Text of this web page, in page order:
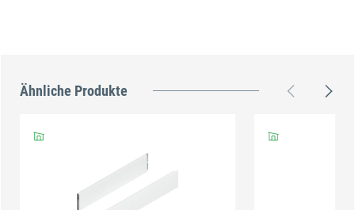
Ähnliche Produkte